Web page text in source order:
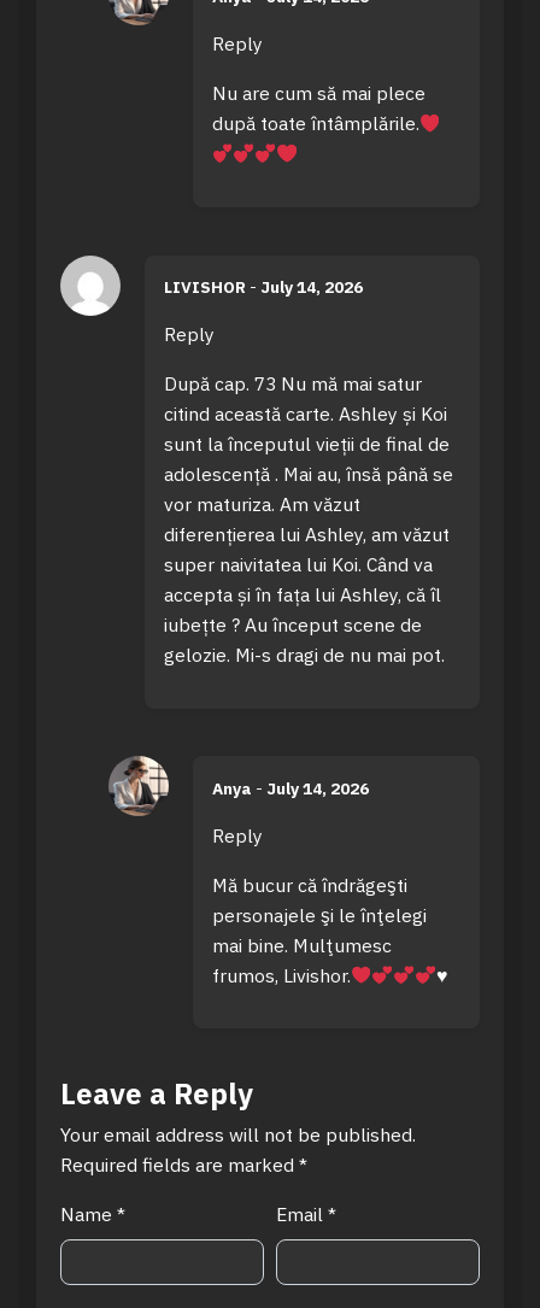
Reply
Nu are cum să mai plece
după toate întâmplările.
LIVISHOR - July 14, 2026
Reply
După cap. 73 Nu mă mai satur
citind această carte. Ashley și Koi
sunt la începutul vieții de final de
adolescență . Mai au, însă până se
vor maturiza. Am văzut
diferențierea lui Ashley, am văzut
super naivitatea lui Koi. Când va
accepta și în fața lui Ashley, că îl
iubețte ? Au început scene de
gelozie. Mi-s dragi de nu mai pot.
Anya - July 14, 2026
Reply
Mă bucur că îndrăgeşti
personajele şi le înţelegi
mai bine. Mulţumesc
frumos, Livishor.
♥️
Leave a Reply
Your email address will not be published.
Required fields are marked *
Name * Email *